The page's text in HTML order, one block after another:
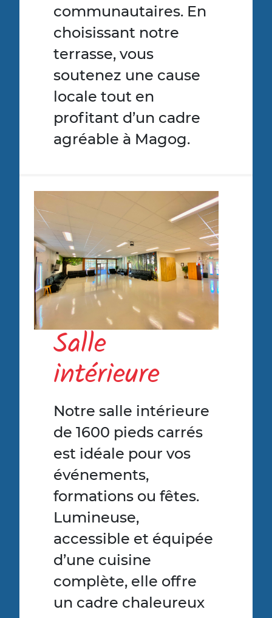
communautaires. En
choisissant notre
terrasse, vous
soutenez une cause
locale tout en
profitant d’un cadre
agréable à Magog.
Salle
intérieure
Notre salle intérieure
de 1600 pieds carrés
est idéale pour vos
événements,
formations ou fêtes.
Lumineuse,
accessible et équipée
d’une cuisine
complète, elle offre
un cadre chaleureux